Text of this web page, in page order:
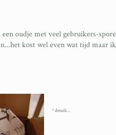
oudje met veel gebruikers-
kost wel even wat tijd maar
* details...